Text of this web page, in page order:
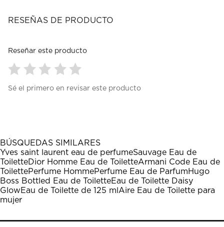
RESEÑAS DE PRODUCTO
Reseñar este producto
para
1
estrella
Esta
acción
abrirá
el
formulario
de
para
estrellas.
Esta
acción
abrirá
el
formulario
para
estrellas.
Esta
acción
abrirá
el
formulario
para
estrellas.
Esta
acción
abrirá
el
formulario
para
estrellas.
Esta
acción
abrirá
el
formulario
Sé el primero en revisar este producto
BÚSQUEDAS SIMILARES
Yves saint laurent eau de perfumeSauvage Eau de
ToiletteDior Homme Eau de ToiletteArmani Code Eau de
ToilettePerfume HommePerfume Eau de ParfumHugo
Boss Bottled Eau de ToiletteEau de Toilette Daisy
GlowEau de Toilette de 125 ml Aire Eau de Toilette para
mujer